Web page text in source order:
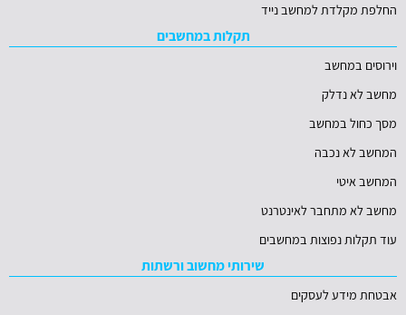
החלפת מקלדת למחשב נייד
תקלות במחשבים
וירוסים במחשב
מחשב לא נדלק
מסך כחול במחשב
המחשב לא נכבה
המחשב איטי
מחשב לא מתחבר לאינטרנט
עוד תקלות נפוצות במחשבים
שירותי מחשוב ורשתות
אבטחת מידע לעסקים